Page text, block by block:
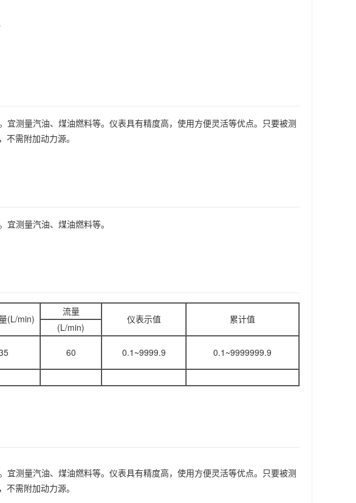
测量汽油、煤油燃料等。仪表具有精度高，使用方便灵活等优点。只要被测
需附加动力源。
测量汽油、煤油燃料等。
(L/min)
流量
仪表示值 累计值
(L/min)
60 0.1~9999.9 0.1~9999999.9
测量汽油、煤油燃料等。仪表具有精度高，使用方便灵活等优点。只要被测
需附加动力源。